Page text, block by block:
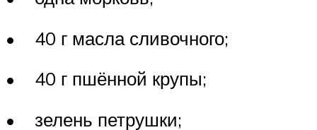
• 40 г масла сливочного;
• 40 г пшённой крупы;
• зелень петрушки;